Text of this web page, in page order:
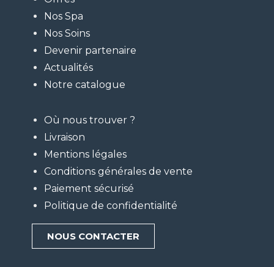
Nos Spa
Nos Soins
Devenir partenaire
Actualités
Notre catalogue
Où nous trouver ?
Livraison
Mentions légales
Conditions générales de vente
Paiement sécurisé
Politique de confidentialité
NOUS CONTACTER